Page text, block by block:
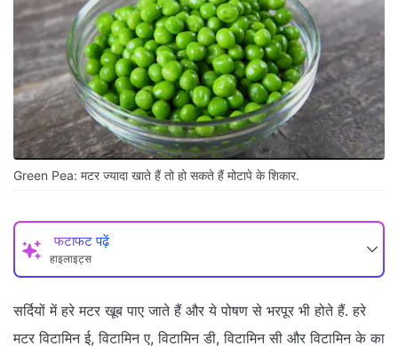
Green Pea: मटर ज्यादा खाते हैं तो हो सकते हैं मोटापे के शिकार.
फटाफट पढ़ें
हाइलाइट्स
सर्दियों में हरे मटर खूब पाए जाते हैं और ये पोषण से भरपूर भी होते हैं. हरे
मटर विटामिन ई, विटामिन ए, विटामिन डी, विटामिन सी और विटामिन के का